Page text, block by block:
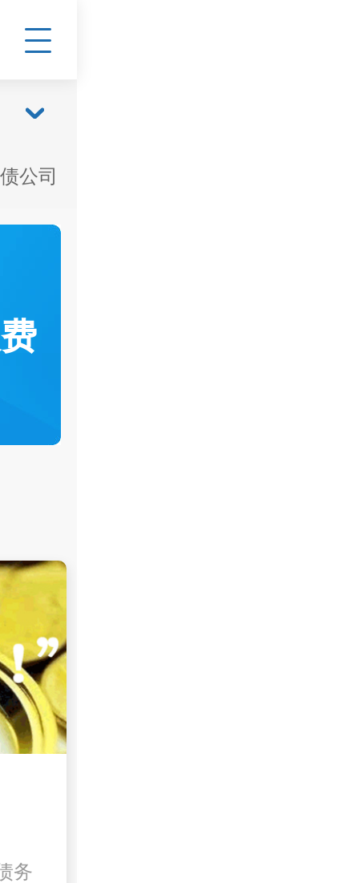
公司
务